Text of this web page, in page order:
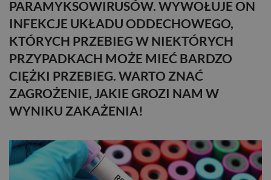
PARAMYKSOWIRUSÓW. WYWOŁUJE ON
INFEKCJE UKŁADU ODDECHOWEGO,
KTÓRYCH PRZEBIEG W NIEKTÓRYCH
PRZYPADKACH MOŻE MIEĆ BARDZO
CIĘŻKI PRZEBIEG. WARTO ZNAĆ
ZAGROŻENIE, JAKIE GROZI NAM W
WYNIKU ZAKAŻENIA!